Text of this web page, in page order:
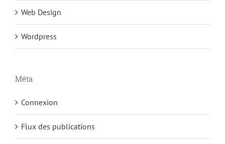
Web Design
Wordpress
Méta
Connexion
Flux des publications